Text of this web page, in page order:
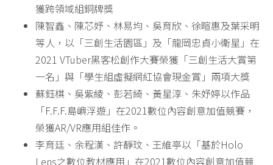
獲跨領域組銅牌獎
陳智鑫、陳芯妤、林易均、吳育欣、徐暄惠及葉采明
等人，以「三創生活園區」及「龍岡忠貞小衛星」在
2021 VTuber黑客松創作大賽榮獲「三創生活大賞第
一名」與「學生組虛擬網紅協會現金賞」兩項大獎
蘇鈺棋、吳紫綾、彭若綺、黃星淳、朱妤婷以作品
「F.F.F.島嶼浮遊」在2021數位內容創意加值競賽，
榮獲AR/VR應用組佳作。
李育廷、余程漢、許靜玟、王維亭以「基於Holo
Lens之數位教材應用」在2021數位內容創意加值競